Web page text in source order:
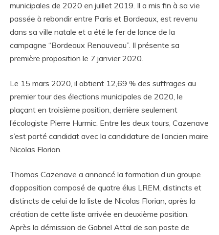
municipales de 2020 en juillet 2019. Il a mis fin à sa vie
passée à rebondir entre Paris et Bordeaux, est revenu
dans sa ville natale et a été le fer de lance de la
campagne “Bordeaux Renouveau”. Il présente sa
première proposition le 7 janvier 2020.
Le 15 mars 2020, il obtient 12,69 % des suffrages au
premier tour des élections municipales de 2020, le
plaçant en troisième position, derrière seulement
l’écologiste Pierre Hurmic. Entre les deux tours, Cazenave
s’est porté candidat avec la candidature de l’ancien maire
Nicolas Florian.
Thomas Cazenave a annoncé la formation d’un groupe
d’opposition composé de quatre élus LREM, distincts et
distincts de celui de la liste de Nicolas Florian, après la
création de cette liste arrivée en deuxième position.
Après la démission de Gabriel Attal de son poste de